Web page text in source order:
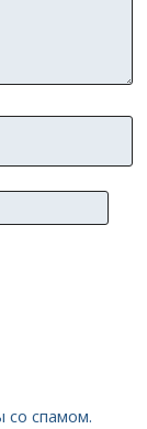
со спамом.